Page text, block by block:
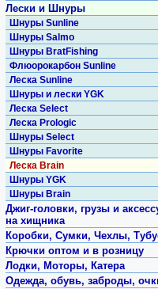
Лески и Шнуры
Шнуры Sunline
Шнуры Salmo
Шнуры BratFishing
Флюорокарбон Sunline
Леска Sunline
Шнуры и лески YGK
Леска Select
Леска Prologic
Шнуры Select
Шнуры Favorite
Леска Brain
Шнуры YGK
Шнуры Brain
Джиг-головки, грузы и
на хищника
Коробки, Сумки, Чехлы,
Крючки оптом и в розницу
Лодки, Моторы, Катера
Одежда, обувь, заброды,